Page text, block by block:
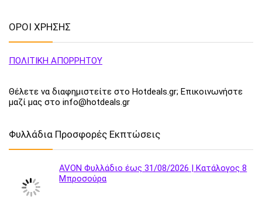
ΟΡΟΙ ΧΡΗΣΗΣ
ΠΟΛΙΤΙΚΗ ΑΠΟΡΡΗΤΟΥ
Θέλετε να διαφημιστείτε στο Hotdeals.gr; Επικοινωνήστε
μαζί μας στο info@hotdeals.gr
Φυλλάδια Προσφορές Εκπτώσεις
AVON Φυλλάδιο έως 31/08/2026 | Κατάλογος 8
Μπροσούρα